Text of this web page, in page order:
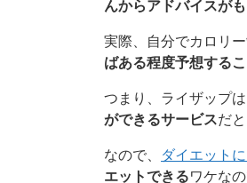
んからアドバイスが
実際、自分でカロリ
ばある程度予想する
つまり、ライザップ
ができるサービスだ
なので、 ダイエット
エットできるワケな